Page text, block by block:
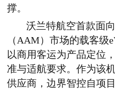
撑。
沃兰特航空首款面
（AAM）市场的载客级
以商用客运为产品定位
准与适航要求。作为该
供应商，边界智控自项